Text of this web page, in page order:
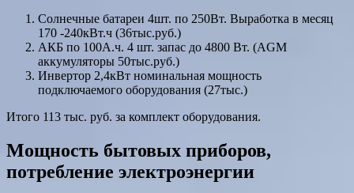
Солнечные батареи 4шт. по 250Вт. Выработка в месяц
170 -240кВт.ч (36тыс.руб.)
АКБ по 100А.ч. 4 шт. запас до 4800 Вт. (AGM
аккумуляторы 50тыс.руб.)
Инвертор 2,4кВт номинальная мощность
подключаемого оборудования (27тыс.)
Итого 113 тыс. руб. за комплект оборудования.
Мощность бытовых приборов,
потребление электроэнергии